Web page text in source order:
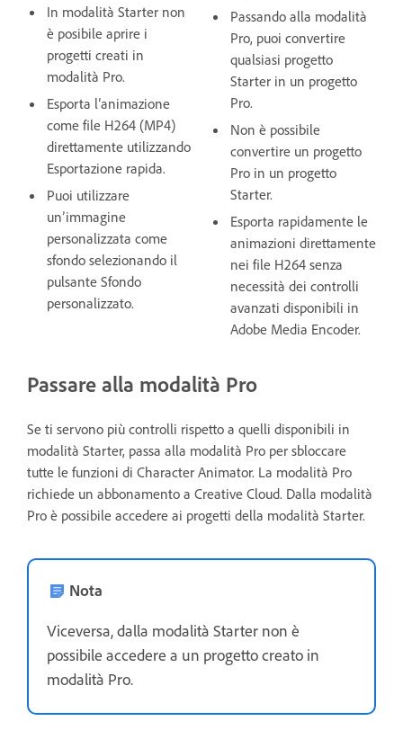
In modalità Starter non
è posibile aprire i
progetti creati in
modalità Pro.
Esporta l’animazione
come file H264 (MP4)
direttamente utilizzando
Esportazione rapida.
Puoi utilizzare
un’immagine
personalizzata come
sfondo selezionando il
pulsante Sfondo
personalizzato.
Passando alla modalità
Pro, puoi convertire
qualsiasi progetto
Starter in un progetto
Pro.
Non è possibile
convertire un progetto
Pro in un progetto
Starter.
Esporta rapidamente le
animazioni direttamente
nei file H264 senza
necessità dei controlli
avanzati disponibili in
Adobe Media Encoder.
Passare alla modalità Pro
Se ti servono più controlli rispetto a quelli disponibili in
modalità Starter, passa alla modalità Pro per sbloccare
tutte le funzioni di Character Animator. La modalità Pro
richiede un abbonamento a Creative Cloud. Dalla modalità
Pro è possibile accedere ai progetti della modalità Starter.
Nota
Viceversa, dalla modalità Starter non è
possibile accedere a un progetto creato in
modalità Pro.